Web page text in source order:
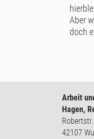
Aber
doch
Arbeit
Hagen,
42107